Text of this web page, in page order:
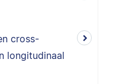
cross-
longitudinaal